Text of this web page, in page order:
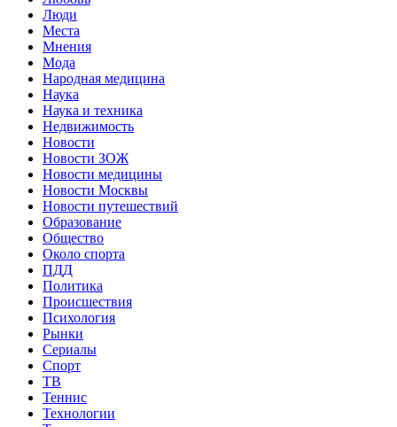
Люди
Места
Мнения
Мода
Народная медицина
Наука
Наука и техника
Недвижимость
Новости
Новости ЗОЖ
Новости медицины
Новости Москвы
Новости путешествий
Образование
Общество
Около спорта
ПДД
Политика
Происшествия
Психология
Рынки
Сериалы
Спорт
ТВ
Теннис
Технологии